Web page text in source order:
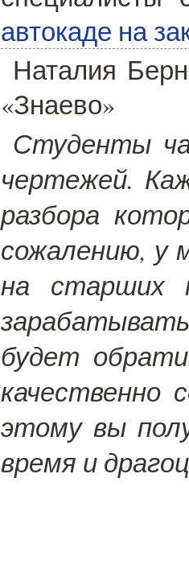
автокаде на
Наталия
«Знаево»
Студенты
чертежей.
разбора
сожалению, у
на старших
будет
качественно
этому вы
время и